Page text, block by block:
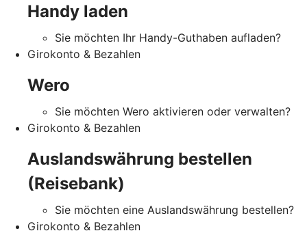
Handy laden
Sie möchten Ihr Handy-Guthaben aufladen?
Girokonto & Bezahlen
Wero
Sie möchten Wero aktivieren oder verwalten?
Girokonto & Bezahlen
Auslandswährung bestellen
(Reisebank)
Sie möchten eine Auslandswährung bestellen?
Girokonto & Bezahlen